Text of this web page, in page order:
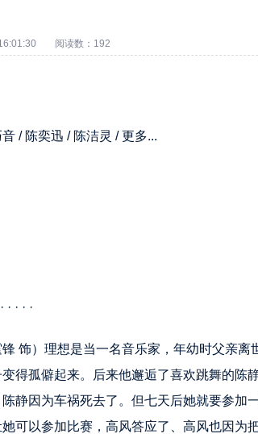
阅读数： 192
/ 陈奕迅 / 陈洁灵 / 更多...
· · ·
饰）理想是当一名音乐家，年幼时父亲
得孤僻起来。后来他邂逅了喜欢跳舞的陈
静因为车祸死去了。但七天后她就要参加
可以参加比赛，高风答应了、高风也因为